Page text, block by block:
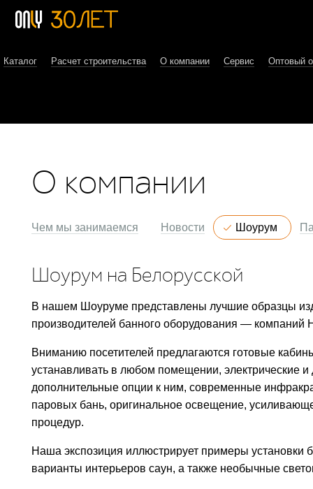
Каталог Расчет строительства О компании Сервис Оптовый
О компании
Чем мы занимаемся Новости Шоурум
Шоурум на Белорусской
В нашем Шоуруме представлены лучшие образцы
производителей банного оборудования — компаний
Вниманию посетителей предлагаются готовые
устанавливать в любом помещении, электрические
дополнительные опции к ним, современные
паровых бань, оригинальное освещение,
процедур.
Наша экспозиция иллюстрирует примеры установки
варианты интерьеров саун, а также необычные